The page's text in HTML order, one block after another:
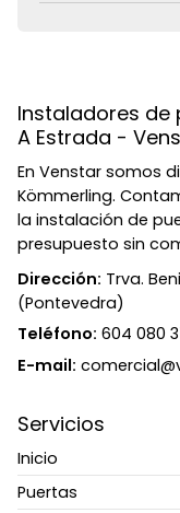
Instaladores de
A Estrada -
En Venstar somos
Kömmerling.
la instalación de
presupuesto sin
Dirección: Trva.
(Pontevedra)
Teléfono: 604 080
E-mail:
Servicios
Inicio
Puertas